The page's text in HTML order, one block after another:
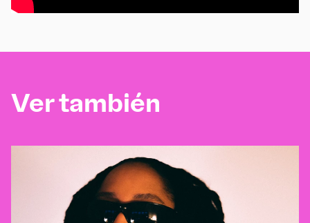
Ver también